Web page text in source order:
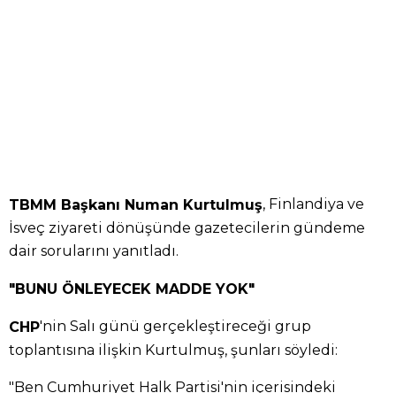
TBMM Başkanı Numan Kurtulmuş, Finlandiya ve
İsveç ziyareti dönüşünde gazetecilerin gündeme
dair sorularını yanıtladı.
"BUNU ÖNLEYECEK MADDE YOK"
CHP'nin Salı günü gerçekleştireceği grup
toplantısına ilişkin Kurtulmuş, şunları söyledi:
"Ben Cumhuriyet Halk Partisi'nin içerisindeki